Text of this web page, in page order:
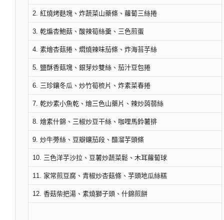
2. 紅燒烤麩塊、炸蔬菜山藥條、蘿蔔三絲捲
3. 乾煸杏鮑菇、酸辣筍絲羹、三色煎蛋
4. 素燴杏菇捲、燜燒辣味茄條、炸海苔芋絲
5. 鹽酥香菇塊、銀芽炒雙絲、茄汁豆包捲
6. 三珍鑲冬瓜、炒竹筍梳片、炸素菜春捲
7. 乾炒素小魚乾、燴三色山藥片、辣炒蒟蒻絲
8. 燴素什錦、三椒炒豆干絲、咖哩馬鈴薯排
9. 炒牛蒡絲、豆瓣鑲茄段、醋溜芋頭條
10. 三色洋芋沙拉、豆薯炒蔬菜鬆、木耳蘿蔔球
11. 家常煎豆腐、青椒炒杏菇條、芋頭地瓜絲糕
12. 香菇柴把湯、素燒獅子頭、什錦煎餅